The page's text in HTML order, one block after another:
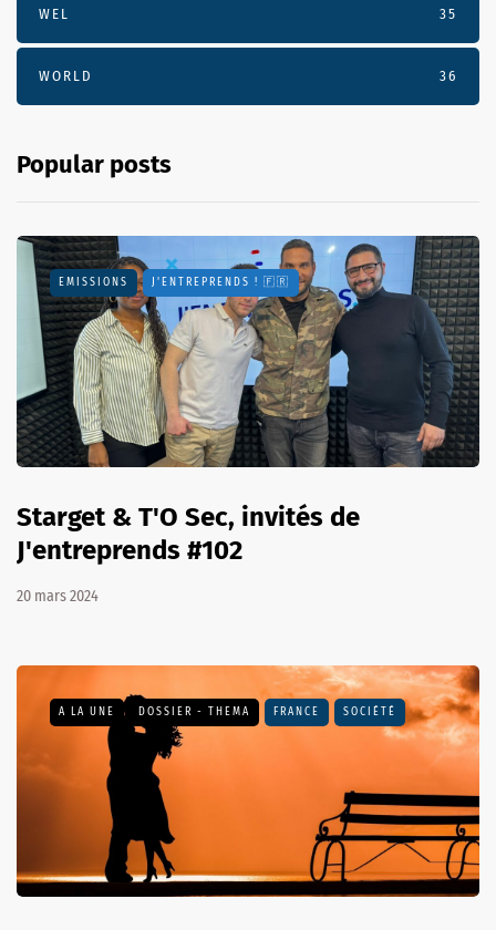
WEL 35
WORLD 36
Popular posts
EMISSIONS J'ENTREPRENDS ! 🇫🇷
Starget & T'O Sec, invités de
J'entreprends #102
20 mars 2024
A LA UNE DOSSIER - THEMA FRANCE SOCIÉTÉ